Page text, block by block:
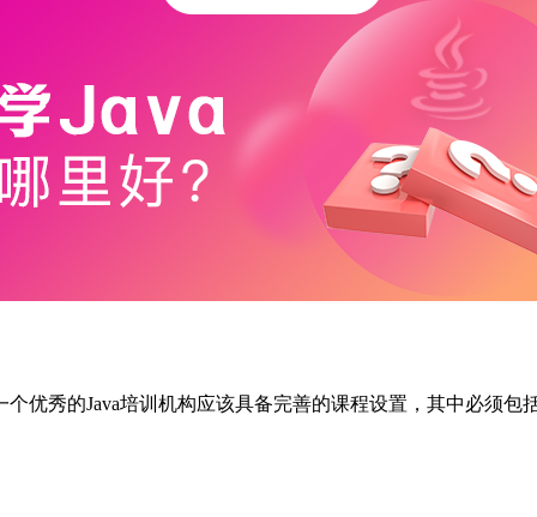
优秀的Java培训机构应该具备完善的课程设置，其中必须包